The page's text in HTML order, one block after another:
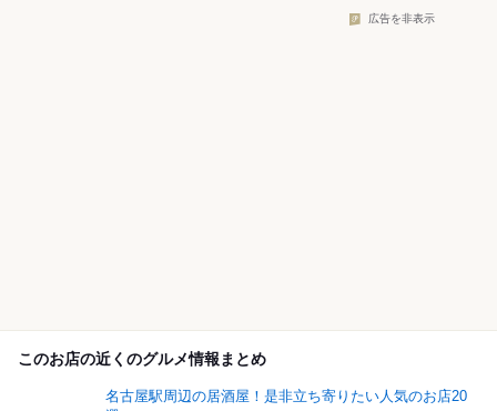
広告を非表示
このお店の近くのグルメ情報まとめ
名古屋駅周辺の居酒屋！是非立ち寄りたい人気のお店20